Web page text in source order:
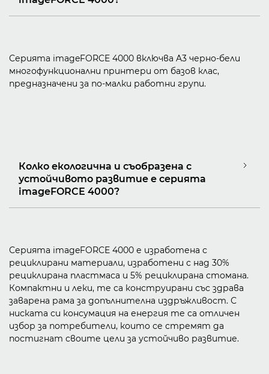
Серията imageFORCE 4000 включва A3 черно-бели
многофункционални принтери от базов клас,
предназначени за по-малки работни групи.
Колко екологична и съобразена с
устойчивото развитие е серията
imageFORCE 4000?
Серията imageFORCE 4000 е изработена с
рециклирани материали, изработени с над 30%
рециклирана пластмаса и 5% рециклирана стомана.
Компактни и леки, те са конструирани със здрава
заварена рама за допълнителна издръжливост. С
ниската си консумация на енергия те са отличен
избор за потребители, които се стремят да
постигнат своите цели за устойчиво развитие.